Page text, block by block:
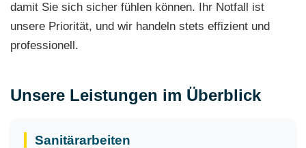
damit Sie sich sicher fühlen können. Ihr Notfall ist
unsere Priorität, und wir handeln stets effizient und
professionell.
Unsere Leistungen im Überblick
Sanitärarbeiten